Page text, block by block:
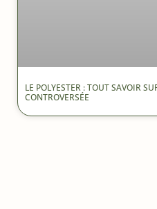
LE POLYESTER : TOUT SAVOIR
CONTROVERSÉE